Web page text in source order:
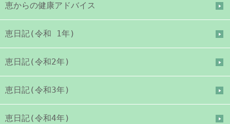
恵からの健康アドバイス
恵日記(令和 1年)
恵日記(令和2年)
恵日記(令和3年)
恵日記(令和4年)